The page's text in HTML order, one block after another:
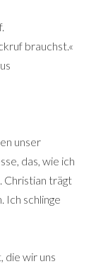
brauchst.«
unser
das, wie ich
Christian trägt
Ich schlinge
die wir uns